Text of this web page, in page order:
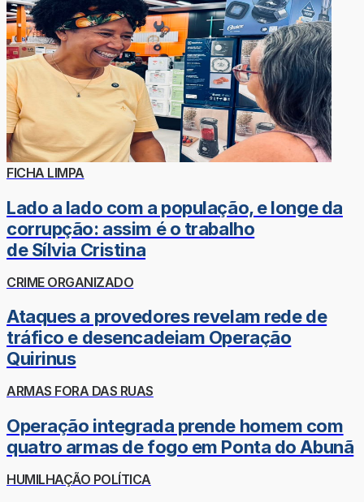
FICHA LIMPA
Lado a lado com a população, e longe da
corrupção: assim é o trabalho
de Sílvia Cristina
CRIME ORGANIZADO
Ataques a provedores revelam rede de
tráfico e desencadeiam Operação
Quirinus
ARMAS FORA DAS RUAS
Operação integrada prende homem com
quatro armas de fogo em Ponta do Abunã
HUMILHAÇÃO POLÍTICA